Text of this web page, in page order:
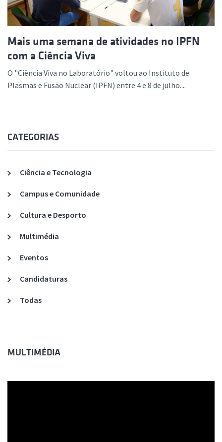
Mais uma semana de atividades no IPFN
com a Ciência Viva
O "Ciência Viva no Laboratório" voltou ao Instituto de
Plasmas e Fusão Nuclear (IPFN) entre 4 e 8 de julho....
CATEGORIAS
Ciência e Tecnologia
Campus e Comunidade
Cultura e Desporto
Multimédia
Eventos
Candidaturas
Todas
MULTIMÉDIA